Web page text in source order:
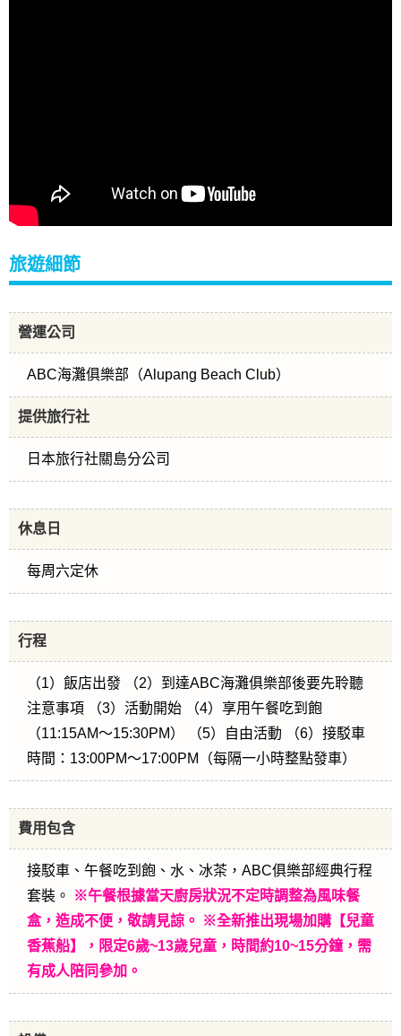
旅遊細節
營運公司
ABC海灘俱樂部（Alupang Beach Club）
提供旅行社
日本旅行社關島分公司
休息日
每周六定休
行程
（1）飯店出發 （2）到達ABC海灘俱樂部後要先聆聽
注意事項 （3）活動開始 （4）享用午餐吃到飽
（11:15AM～15:30PM） （5）自由活動 （6）接駁車
時間：13:00PM～17:00PM（每隔一小時整點發車）
費用包含
接駁車、午餐吃到飽、水、冰茶，ABC俱樂部經典行程
套裝。
※午餐根據當天廚房狀況不定時調整為風味餐
盒，造成不便，敬請見諒。 ※全新推出現場加購【兒童
香蕉船】，限定6歲~13歲兒童，時間約10~15分鐘，需
有成人陪同參加。